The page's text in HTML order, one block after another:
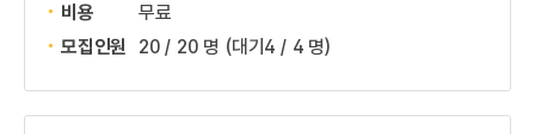
비용
무료
모집인원
20 / 20 명 (대기4 / 4 명)